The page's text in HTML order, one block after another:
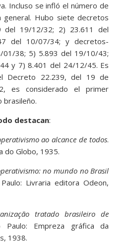
Incluso se infló el número de
Hubo siete decretos
del 19/12/32; 2) 23.611 del
del 10/07/34; y decretos-
38; 5) 5.893 del 19/10/43;
y 7) 8.401 del 24/12/45. Es
Decreto 22.239, del 19 de
es considerado el primer
brasileño.
destacan:
ao alcance de todos.
do Globo, 1935.
no mundo no Brasil
Livraria editora Odeon,
tratado brasileiro de
Paulo: Empreza gráfica da
1938.